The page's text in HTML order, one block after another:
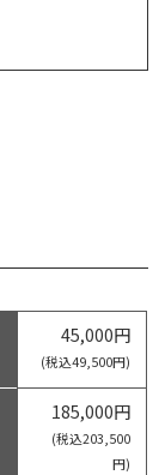
45,000円
(税込49,500円)
185,000円
(税込203,500
円)